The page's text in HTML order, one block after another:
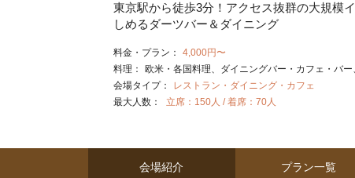
東京駅から徒歩3分！アクセス抜群の大規模
しめるダーツバー＆ダイニング
料金・プラン：
4,000円〜
料理：
欧米・各国料理 ダイニングバー・カフェ・バー
会場タイプ：
レストラン・ダイニング・カフェ
最大人数：
立席：150人 / 着席：70人
会場紹介 プラン一覧